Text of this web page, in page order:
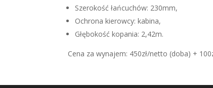
Szerokość łańcuchów: 230mm,
Ochrona kierowcy: kabina,
Głębokość kopania: 2,42m.
Cena za wynajem: 450zł/netto (doba) +